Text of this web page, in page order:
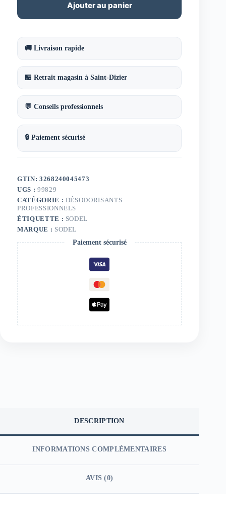
Ajouter au panier
🚚 Livraison rapide
🏪 Retrait magasin à Saint-Dizier
💬 Conseils professionnels
🔒 Paiement sécurisé
GTIN: 3268240045473
UGS : 99829
CATÉGORIE : DÉSODORISANTS
PROFESSIONNELS
ÉTIQUETTE : SODEL
MARQUE : SODEL
Paiement sécurisé
DESCRIPTION
INFORMATIONS COMPLÉMENTAIRES
AVIS (0)